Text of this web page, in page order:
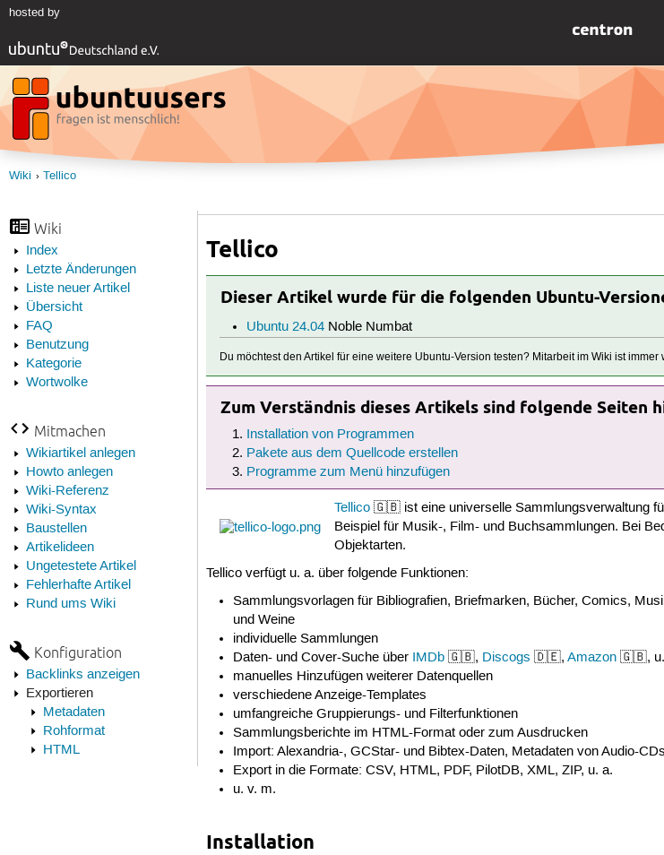
hosted by
Wiki Tellico
Wiki
Index
Letzte Änderungen
Liste neuer Artikel
Übersicht
FAQ
Benutzung
Kategorie
Wortwolke
Mitmachen
Wikiartikel anlegen
Howto anlegen
Wiki-Referenz
Wiki-Syntax
Baustellen
Artikelideen
Ungetestete Artikel
Fehlerhafte Artikel
Rund ums Wiki
Konfiguration
Backlinks anzeigen
Exportieren
Metadaten
Rohformat
HTML
Tellico
Dieser Artikel wurde für die folgenden Ubuntu-
Ubuntu 24.04Noble Numbat
Du möchtest den Artikel für eine weitere Ubuntu-Version testen? Mitarbeit im Wiki ist
Zum Verständnis dieses Artikels sind folgende Seiten
Installation von Programmen
Pakete aus dem Quellcode erstellen
Programme zum Menü hinzufügen
Tellico🇬🇧 ist eine universelle Sammlungsverwaltung
Beispiel für Musik-, Film- und Buchsammlungen. Bei
Objektarten.
Tellico verfügt u. a. über folgende Funktionen:
Sammlungsvorlagen für Bibliografien, Briefmarken, Bücher, Comics,
und Weine
individuelle Sammlungen
Daten- und Cover-Suche über IMDb🇬🇧, Discogs 🇩🇪, Amazon🇬🇧,
manuelles Hinzufügen weiterer Datenquellen
verschiedene Anzeige-Templates
umfangreiche Gruppierungs- und Filterfunktionen
Sammlungsberichte im HTML-Format oder zum Ausdrucken
Import: Alexandria-, GCStar- und Bibtex-Daten, Metadaten von Audio-
Export in die Formate: CSV, HTML, PDF, PilotDB, XML, ZIP, u. a.
u. v. m.
Installation